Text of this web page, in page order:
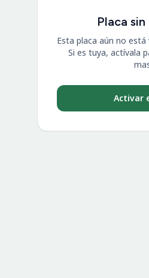
Placa
Esta placa aún no
Si es tuya, actívala
Activar